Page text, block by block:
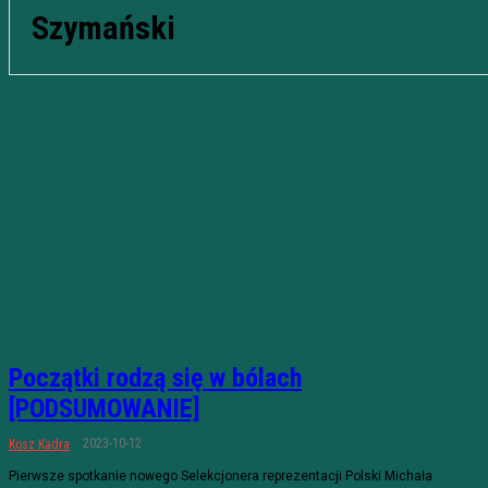
Szymański
Początki rodzą się w bólach
[PODSUMOWANIE]
Kosz Kadra 2023-10-12
Pierwsze spotkanie nowego Selekcjonera reprezentacji Polski Michała